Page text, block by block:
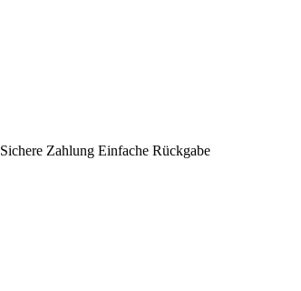
Sichere Zahlung Einfache Rückgabe